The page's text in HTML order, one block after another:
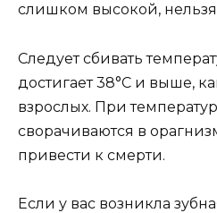
слишком высокой,
Следует сбивать
достигает 38°С и выше,
взрослых. При
сворачиваются в
привести к смерти.
Если у вас возникла